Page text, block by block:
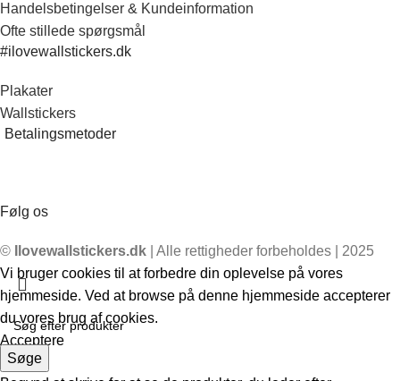
Handelsbetingelser & Kundeinformation
Ofte stillede spørgsmål
#ilovewallstickers.dk
Plakater
Wallstickers
Betalingsmetoder
Følg os
© Ilovewallstickers.dk | Alle rettigheder forbeholdes | 2025
Søge
Vi bruger cookies til at forbedre din oplevelse på vores
hjemmeside. Ved at browse på denne hjemmeside accepterer
du vores brug af cookies.
Acceptere